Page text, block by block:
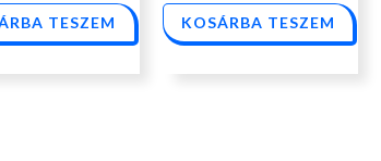
TESZEM KOSÁRBA TESZEM